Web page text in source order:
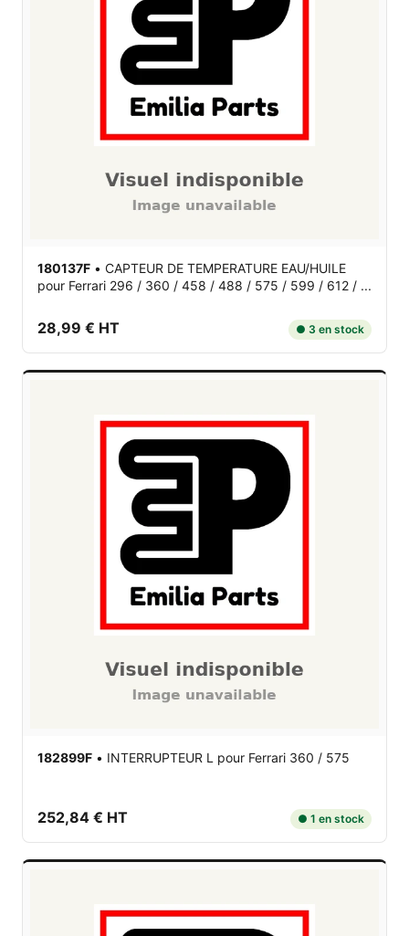
180137F • CAPTEUR DE TEMPERATURE EAU/HUILE
pour Ferrari 296 / 360 / 458 / 488 / 575 / 599 / 612 / ...
28,99 € HT ● 3 en stock
182899F • INTERRUPTEUR L pour Ferrari 360 / 575
252,84 € HT ● 1 en stock